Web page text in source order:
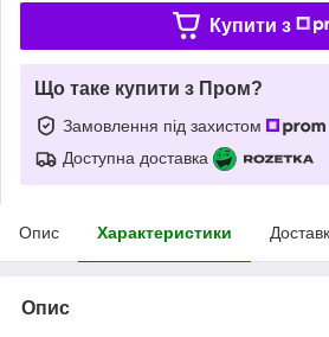
Купити з
Що таке купити з Пром?
Замовлення під захистом
Доступна доставка
Опис Характеристики
Опис